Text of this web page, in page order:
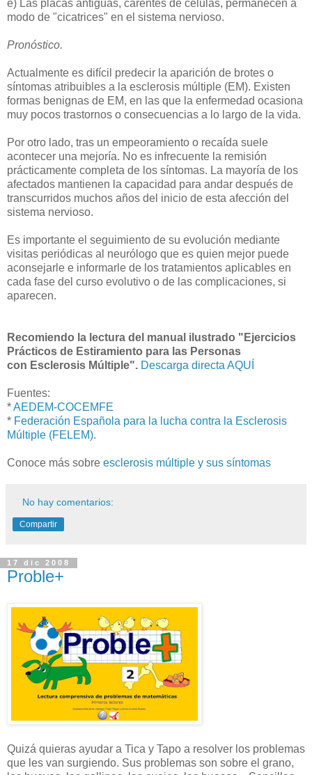
e) Las placas antiguas, carentes de células, permanecen a
modo de "cicatrices" en el sistema nervioso.
Pronóstico.
Actualmente es difícil predecir la aparición de brotes o
síntomas atribuibles a la esclerosis múltiple (EM). Existen
formas benignas de EM, en las que la enfermedad ocasiona
muy pocos trastornos o consecuencias a lo largo de la vida.
Por otro lado, tras un empeoramiento o recaída suele
acontecer una mejoría. No es infrecuente la remisión
prácticamente completa de los síntomas. La mayoría de los
afectados mantienen la capacidad para andar después de
transcurridos muchos años del inicio de esta afección del
sistema nervioso.
Es importante el seguimiento de su evolución mediante
visitas periódicas al neurólogo que es quien mejor puede
aconsejarle e informarle de los tratamientos aplicables en
cada fase del curso evolutivo o de las complicaciones, si
aparecen.
Recomiendo la lectura del manual ilustrado "Ejercicios
Prácticos de Estiramiento para las Personas
con Esclerosis Múltiple". Descarga directa AQUÍ
Fuentes:
*AEDEM-COCEMFE
* Federación Española para la lucha contra la Esclerosis
Múltiple (FELEM).
Conoce más sobre esclerosis múltiple y sus síntomas
No hay comentarios:
Compartir
17 dic 2008
Proble+
Quizá quieras ayudar a Tica y Tapo a resolver los problemas
que les van surgiendo. Sus problemas son sobre el grano,